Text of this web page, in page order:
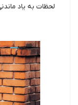
لحظات به یاد